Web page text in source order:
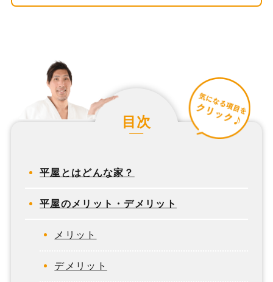
目次
平屋とはどんな家？
平屋のメリット・デメリット
メリット
デメリット